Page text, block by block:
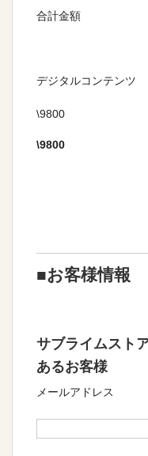
合計金額
デジタルコンテンツ
\9800
\9800
■お客様情報
サブライムスト
あるお客様
メールアドレス